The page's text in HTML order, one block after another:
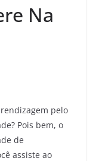
Na
pelo
Pois bem, o
de
assiste ao